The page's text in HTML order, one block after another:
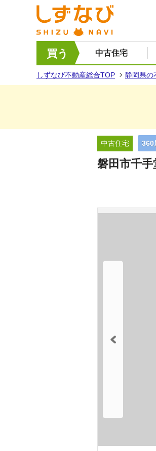
買う 中古住宅
しずなび不動産総合TOP 静岡県の
中古住宅 360
磐田市千手